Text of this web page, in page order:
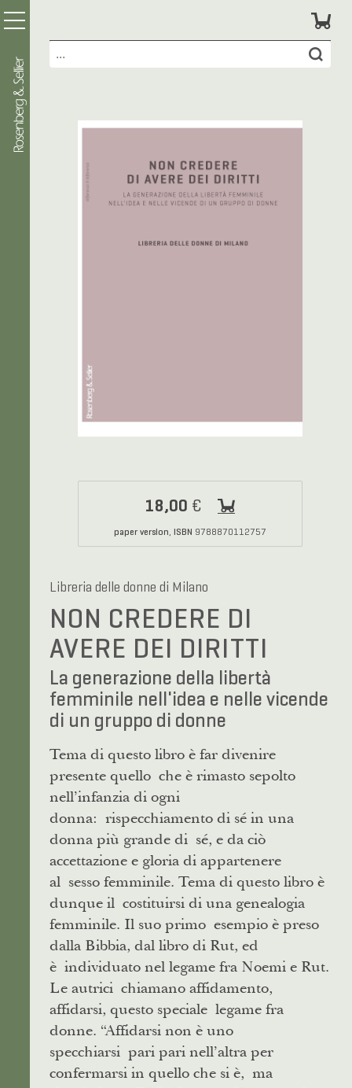
18,00 €
paper version, ISBN 9788870112757
Libreria delle donne di Milano
NON CREDERE DI
AVERE DEI DIRITTI
La generazione della libertà
femminile nell'idea e nelle vicende
di un gruppo di donne
Tema di questo libro è far divenire
presente quello che è rimasto sepolto
nell’infanzia di ogni
donna: rispecchiamento di sé in una
donna più grande di sé, e da ciò
accettazione e gloria di appartenere
al sesso femminile. Tema di questo libro è
dunque il costituirsi di una genealogia
femminile. Il suo primo esempio è preso
dalla Bibbia, dal libro di Rut, ed
è individuato nel legame fra Noemi e Rut.
Le autrici chiamano affidamento,
affidarsi, questo speciale legame fra
donne. “Affidarsi non è uno
specchiarsi pari pari nell’altra per
confermarsi in quello che si è, ma